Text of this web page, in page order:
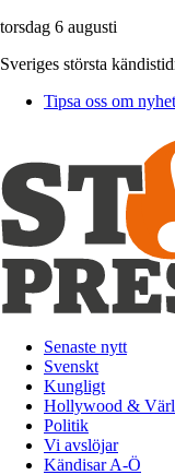
torsdag 6 augusti
Sveriges största
Tipsa oss om
Senaste nytt
Svenskt
Kungligt
Hollywood &
Politik
Vi avslöjar
Kändisar A-Ö